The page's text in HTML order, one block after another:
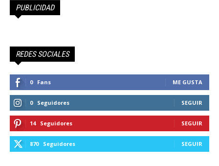
PUBLICIDAD
REDES SOCIALES
0 Fans ME GUSTA
0 Seguidores SEGUIR
14 Seguidores SEGUIR
870 Seguidores SEGUIR